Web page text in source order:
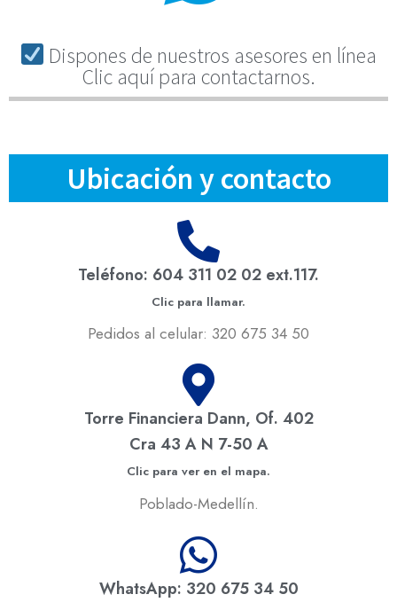
Dispones de nuestros asesores en línea
Clic aquí para contactarnos.
Ubicación y contacto
Teléfono: 604 311 02 02 ext.117.
Clic para llamar.
Pedidos al celular: 320 675 34 50
Torre Financiera Dann, Of. 402
Cra 43 A N 7-50 A
Clic para ver en el mapa.
Poblado-Medellín.
WhatsApp: 320 675 34 50